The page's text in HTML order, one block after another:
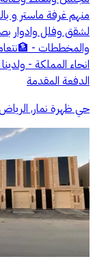
لشقق وفلل وادوار
والمخططات -
انحاء المملكة -
الدفعة المقدمة
حي ظهرة نمار,